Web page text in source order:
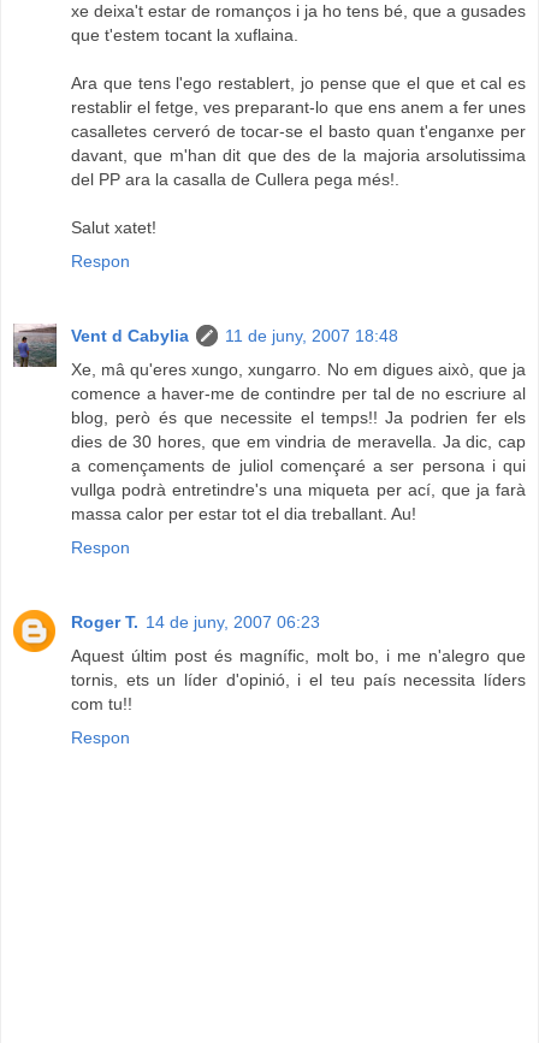
xe deixa't estar de romanços i ja ho tens bé, que a gusades
que t'estem tocant la xuflaina.
Ara que tens l'ego restablert, jo pense que el que et cal es
restablir el fetge, ves preparant-lo que ens anem a fer unes
casalletes cerveró de tocar-se el basto quan t'enganxe per
davant, que m'han dit que des de la majoria arsolutissima
del PP ara la casalla de Cullera pega més!.
Salut xatet!
Respon
Vent d Cabylia
11 de juny, 2007 18:48
Xe, mâ qu'eres xungo, xungarro. No em digues això, que ja
comence a haver-me de contindre per tal de no escriure al
blog, però és que necessite el temps!! Ja podrien fer els
dies de 30 hores, que em vindria de meravella. Ja dic, cap
a començaments de juliol començaré a ser persona i qui
vullga podrà entretindre's una miqueta per ací, que ja farà
massa calor per estar tot el dia treballant. Au!
Respon
Roger T. 14 de juny, 2007 06:23
Aquest últim post és magnífic, molt bo, i me n'alegro que
tornis, ets un líder d'opinió, i el teu país necessita líders
com tu!!
Respon